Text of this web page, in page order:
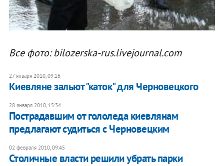
Все фото: bilozerska-rus.livejournal.com
27 января 2010, 09:16
Киевляне зальют "каток" для Черновецкого
28 января 2010, 15:34
Пострадавшим от гололеда киевлянам
предлагают судиться с Черновецким
02 февраля 2010, 09:45
Столичные власти решили убрать парки